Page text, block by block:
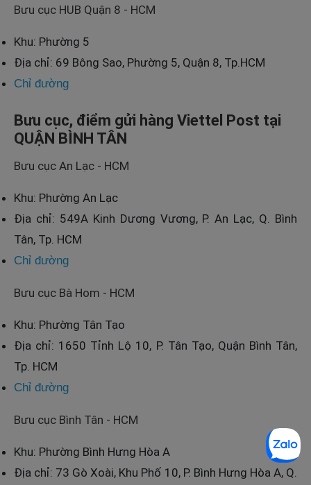
Bưu cục HUB Quận 8 - HCM
Khu: Phường 5
Địa chỉ: 69 Bông Sao, Phường 5, Quận 8, Tp.HCM
Chỉ đường
Bưu cục, điểm gửi hàng Viettel Post tại
QUẬN BÌNH TÂN
Bưu cục An Lạc - HCM
Khu: Phường An Lạc
Địa chỉ: 549A Kinh Dương Vương, P. An Lạc, Q. Bình
Tân, Tp. HCM
Chỉ đường
Bưu cục Bà Hom - HCM
Khu: Phường Tân Tạo
Địa chỉ: 1650 Tỉnh Lộ 10, P. Tân Tạo, Quận Bình Tân,
Tp. HCM
Chỉ đường
Bưu cục Bình Tân - HCM
Khu: Phường Bình Hưng Hòa A
Địa chỉ: 73 Gò Xoài, Khu Phố 10, P. Bình Hưng Hòa A, Q.